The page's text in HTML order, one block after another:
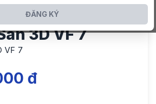
3D VF 7
VF 7
đ
ĐĂNG KÝ